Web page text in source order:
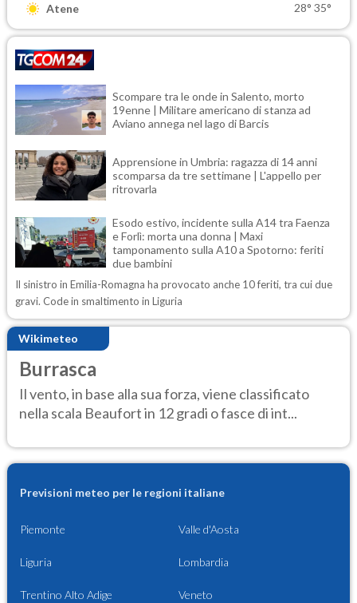
Atene 28° 35°
Scompare tra le onde in Salento, morto
19enne | Militare americano di stanza ad
Aviano annega nel lago di Barcis
Apprensione in Umbria: ragazza di 14 anni
scomparsa da tre settimane | L'appello per
ritrovarla
Esodo estivo, incidente sulla A14 tra Faenza
e Forlì: morta una donna | Maxi
tamponamento sulla A10 a Spotorno: feriti
due bambini
Il sinistro in Emilia-Romagna ha provocato anche 10 feriti, tra cui due
gravi. Code in smaltimento in Liguria
Wikimeteo
Burrasca
Il vento, in base alla sua forza, viene classificato
nella scala Beaufort in 12 gradi o fasce di int...
Previsioni meteo per le regioni italiane
Piemonte Valle d'Aosta
Liguria Lombardia
Trentino Alto Adige Veneto